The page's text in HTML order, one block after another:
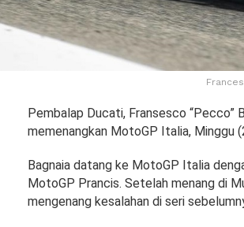
Pembalap Ducati, Fransesco “Pecco”
memenangkan MotoGP Italia, Minggu
Bagnaia datang ke MotoGP Italia
MotoGP Prancis. Setelah menang di
mengenang kesalahan di seri